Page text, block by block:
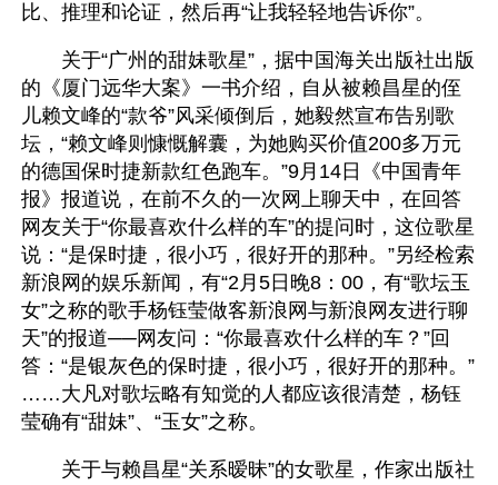
比、推理和论证，然后再“让我轻轻地告诉你”。
关于“广州的甜妹歌星”，据中国海关出版社出版
的《厦门远华大案》一书介绍，自从被赖昌星的侄
儿赖文峰的“款爷”风采倾倒后，她毅然宣布告别歌
坛，“赖文峰则慷慨解囊，为她购买价值200多万元
的德国保时捷新款红色跑车。”9月14日《中国青年
报》报道说，在前不久的一次网上聊天中，在回答
网友关于“你最喜欢什么样的车”的提问时，这位歌星
说：“是保时捷，很小巧，很好开的那种。”另经检索
新浪网的娱乐新闻，有“2月5日晚8：00，有“歌坛玉
女”之称的歌手杨钰莹做客新浪网与新浪网友进行聊
天”的报道──网友问：“你最喜欢什么样的车？”回
答：“是银灰色的保时捷，很小巧，很好开的那种。”
……大凡对歌坛略有知觉的人都应该很清楚，杨钰
莹确有“甜妹”、“玉女”之称。
关于与赖昌星“关系暧昧”的女歌星，作家出版社